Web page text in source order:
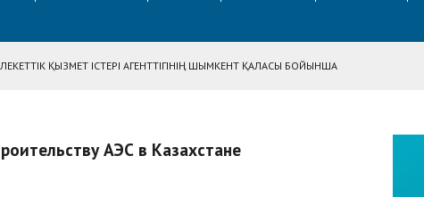
ҚЫЗМЕТ ІСТЕРІ АГЕНТТІГІНІҢ ШЫМКЕНТ ҚАЛАСЫ БОЙЫНША
САУАТТЫЛЫҚ МӘСЕЛЕЛЕРІ ТАЛҚЫЛАНДЫ
СҰХБАТ БЕРІЛДІ
АЭС в Казахстане